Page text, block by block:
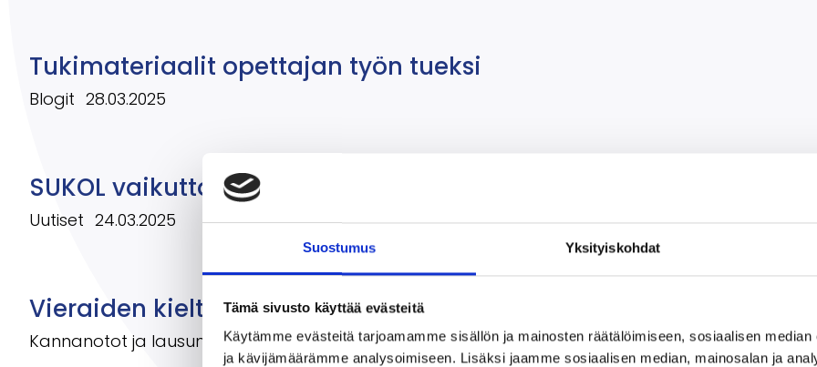
Suostumus Yksityiskohdat
Tämä sivusto käyttää evästeitä
Käytämme evästeitä tarjoamamme sisällön ja mainosten räätälöimiseen, sosiaalisen
ja kävijämäärämme analysoimiseen. Lisäksi jaamme sosiaalisen median, mainosalan ja
Tukimateriaalit opettajan työn tueksi
Blogit 28.03.2025
SUKOL vaikuttaa peruskouluvisioon ja suullisiin yo-tehtäviin
Uutiset 24.03.2025
Vieraiden kielten opiskelun ja osaamisen taso Suomessa
Kannanotot ja lausunnot 25.02.2025